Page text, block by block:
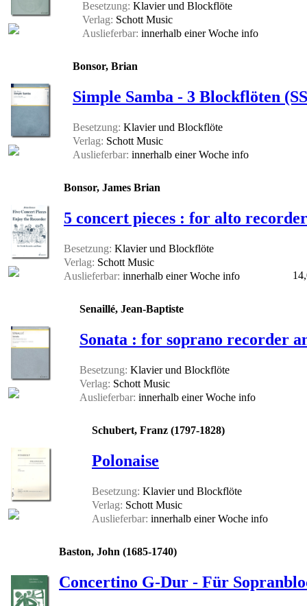
Besetzung: Klavier und Blockflöte
Verlag: Schott Music
Auslieferbar: innerhalb einer Woche info
Bonsor, Brian
Simple Samba - 3 Blockflöten
Besetzung: Klavier und Blockflöte
Verlag: Schott Music
Auslieferbar: innerhalb einer Woche info
Bonsor, James Brian
5 concert pieces : for alto
Besetzung: Klavier und Blockflöte
Verlag: Schott Music
Auslieferbar: innerhalb einer Woche info
Senaillé, Jean-Baptiste
Sonata : for soprano recorder
Besetzung: Klavier und Blockflöte
Verlag: Schott Music
Auslieferbar: innerhalb einer Woche info
Schubert, Franz (1797-1828)
Polonaise
Besetzung: Klavier und Blockflöte
Verlag: Schott Music
Auslieferbar: innerhalb einer Woche info
Baston, John (1685-1740)
Concertino G-Dur - Für